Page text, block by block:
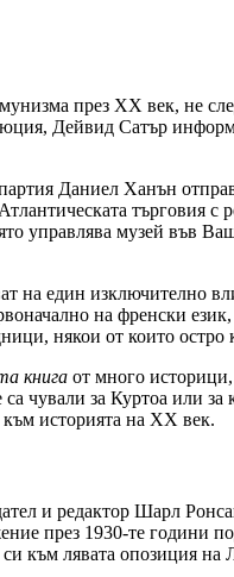
през ХХ век, не
Дейвид Сатър
Даниел Ханън
търговия
управлява музей във
на един изключително
на френски език,
някои от които
книга от много историци,
чували за Куртоа или
историята на ХХ век.
и редактор Шарл
през 1930-те
към лявата опозиция на